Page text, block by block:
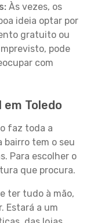
Às vezes, os
ideia optar por
gratuito ou
pode
com
Toledo
faz toda a
bairro tem o seu
Para escolher o
que procura.
ter tudo à mão,
Estará a um